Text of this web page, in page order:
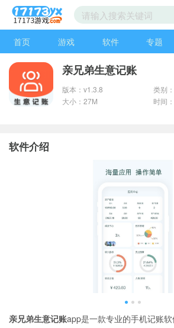
首页 游戏 软件 专题
亲兄弟生意记账
版本：v1.3.8
类别
大小：27M
时间
软件介绍
亲兄弟生意记账app是一款专业的手机记账